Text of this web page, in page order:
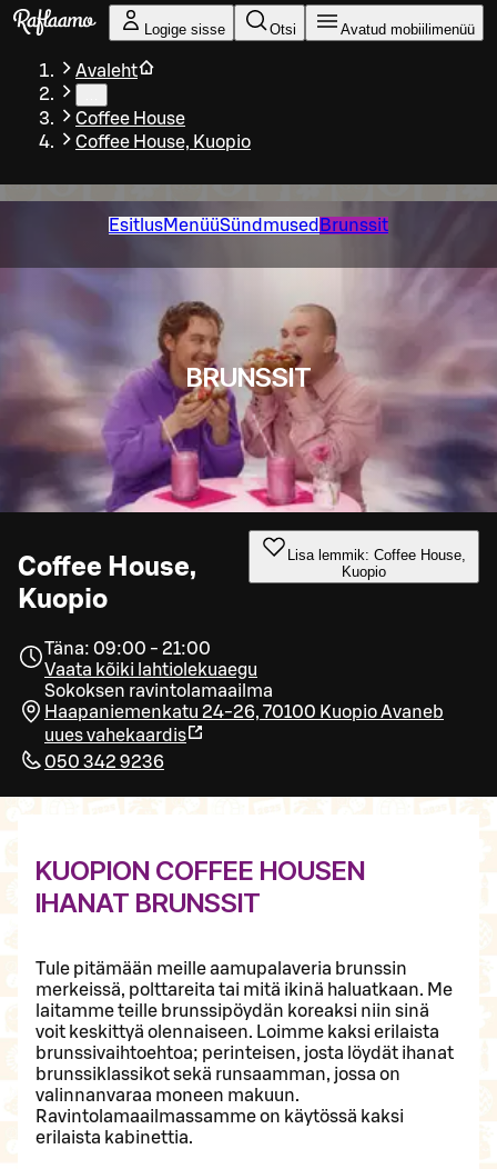
Liigu peamise sisu juurde
Logige sisse Otsi Avatud mobiilimenüü
Avaleht
Coffee House
Coffee House, Kuopio
EsitlusMenüüSündmused Brunssit
BRUNSSIT
Coffee House,
Kuopio
Lisa lemmik: Coffee House,
Kuopio
Täna: 09:00 - 21:00
Vaata kõiki lahtiolekuaegu
Sokoksen ravintolamaailma
Haapaniemenkatu 24-26, 70100 KuopioAvaneb
uues vahekaardis
050 342 9236
KUOPION COFFEE HOUSEN
IHANAT BRUNSSIT
Tule pitämään meille aamupalaveria brunssin
merkeissä, polttareita tai mitä ikinä haluatkaan. Me
laitamme teille brunssipöydän koreaksi niin sinä
voit keskittyä olennaiseen. Loimme kaksi erilaista
brunssivaihtoehtoa; perinteisen, josta löydät ihanat
brunssiklassikot sekä runsaamman, jossa on
valinnanvaraa moneen makuun.
Ravintolamaailmassamme on käytössä kaksi
erilaista kabinettia.